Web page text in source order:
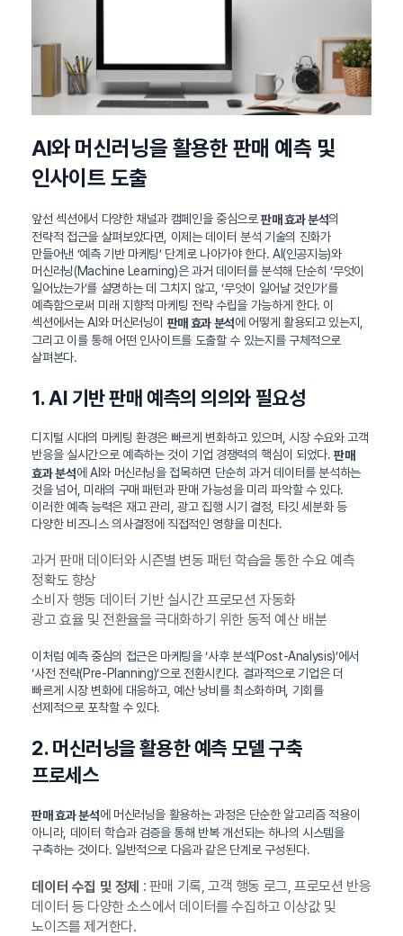
AI와 머신러닝을 활용한 판매 예측 및
인사이트 도출
앞선 섹션에서 다양한 채널과 캠페인을 중심으로판매 효과 분석의
전략적 접근을 살펴보았다면, 이제는 데이터 분석 기술의 진화가
만들어낸 ‘예측 기반 마케팅’ 단계로 나아가야 한다. AI(인공지능)와
머신러닝(Machine Learning)은 과거 데이터를 분석해 단순히 ‘무엇이
일어났는가’를 설명하는 데 그치지 않고, ‘무엇이 일어날 것인가’를
예측함으로써 미래 지향적 마케팅 전략 수립을 가능하게 한다. 이
섹션에서는 AI와 머신러닝이 판매 효과 분석에 어떻게 활용되고 있는지,
그리고 이를 통해 어떤 인사이트를 도출할 수 있는지를 구체적으로
살펴본다.
1. AI 기반 판매 예측의 의의와 필요성
디지털 시대의 마케팅 환경은 빠르게 변화하고 있으며, 시장 수요와 고객
반응을 실시간으로 예측하는 것이 기업 경쟁력의 핵심이 되었다.판매
효과 분석에 AI와 머신러닝을 접목하면 단순히 과거 데이터를 분석하는
것을 넘어, 미래의 구매 패턴과 판매 가능성을 미리 파악할 수 있다.
이러한 예측 능력은 재고 관리, 광고 집행 시기 결정, 타깃 세분화 등
다양한 비즈니스 의사결정에 직접적인 영향을 미친다.
과거 판매 데이터와 시즌별 변동 패턴 학습을 통한 수요 예측
정확도 향상
소비자 행동 데이터 기반 실시간 프로모션 자동화
광고 효율 및 전환율을 극대화하기 위한 동적 예산 배분
이처럼 예측 중심의 접근은 마케팅을 ‘사후 분석(Post-Analysis)’에서
‘사전 전략(Pre-Planning)’으로 전환시킨다. 결과적으로 기업은 더
빠르게 시장 변화에 대응하고, 예산 낭비를 최소화하며, 기회를
선제적으로 포착할 수 있다.
2. 머신러닝을 활용한 예측 모델 구축
프로세스
판매 효과 분석에 머신러닝을 활용하는 과정은 단순한 알고리즘 적용이
아니라, 데이터 학습과 검증을 통해 반복 개선되는 하나의 시스템을
구축하는 것이다. 일반적으로 다음과 같은 단계로 구성된다.
데이터 수집 및 정제 : 판매 기록, 고객 행동 로그, 프로모션 반응
데이터 등 다양한 소스에서 데이터를 수집하고 이상값 및
노이즈를 제거한다.